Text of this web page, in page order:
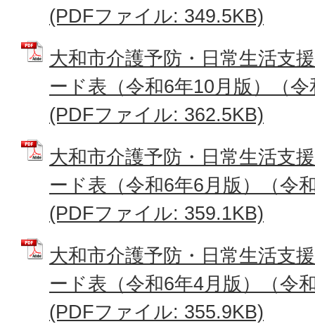
(PDFファイル: 349.5KB)
大和市介護予防・日常生活支
ード表（令和6年10月版）（
(PDFファイル: 362.5KB)
大和市介護予防・日常生活支
ード表（令和6年6月版）（令
(PDFファイル: 359.1KB)
大和市介護予防・日常生活支
ード表（令和6年4月版）（令
(PDFファイル: 355.9KB)